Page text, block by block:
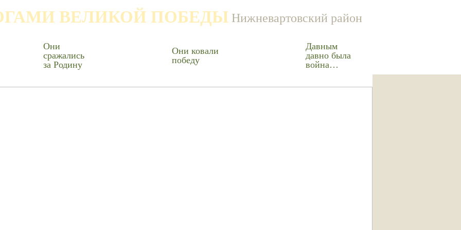
ВЕЛИКОЙ ПОБЕДЫ Нижневартовский район
Они
сражались
за Родину
Они ковали
победу
Давным
давно была
война…